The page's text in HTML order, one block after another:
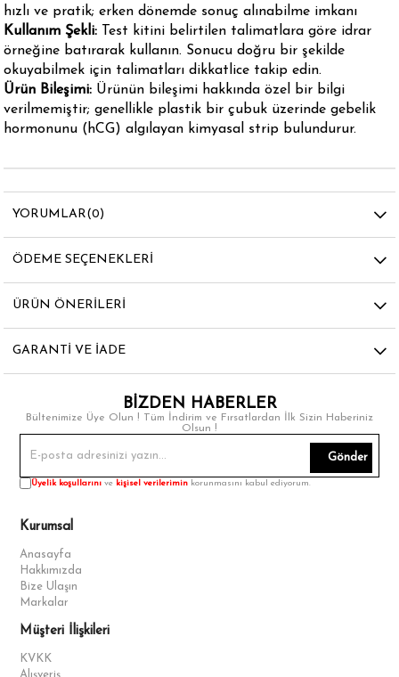
hızlı ve pratik; erken dönemde sonuç alınabilme imkanı
Kullanım Şekli: Test kitini belirtilen talimatlara göre idrar
örneğine batırarak kullanın. Sonucu doğru bir şekilde
okuyabilmek için talimatları dikkatlice takip edin.
Ürün Bileşimi: Ürünün bileşimi hakkında özel bir bilgi
verilmemiştir; genellikle plastik bir çubuk üzerinde gebelik
hormonunu (hCG) algılayan kimyasal strip bulundurur.
YORUMLAR(0)
ÖDEME SEÇENEKLERI
ÜRÜN ÖNERILERI
GARANTI VE İADE
BİZDEN HABERLER
Bültenimize Üye Olun ! Tüm İndirim ve Fırsatlardan İlk Sizin Haberiniz
Olsun !
Gönder
Üyelik koşullarını ve kişisel verilerimin korunmasını kabul ediyorum.
Kurumsal
Anasayfa
Hakkımızda
Bize Ulaşın
Markalar
Müşteri İlişkileri
KVKK